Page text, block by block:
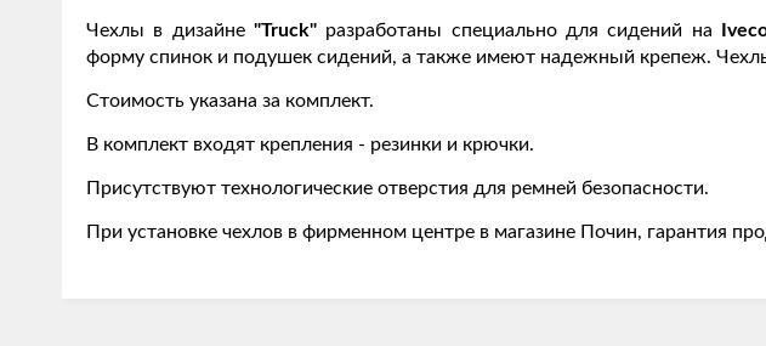
Чехлы в дизайне "Truck" разработаны специально для сидений на
форму спинок и подушек сидений, а также имеют надежный крепеж.
Стоимость указана за комплект.
В комплект входят крепления - резинки и крючки.
Присутствуют технологические отверстия для ремней безопасности.
При установке чехлов в фирменном центре в магазине Почин, гарантия